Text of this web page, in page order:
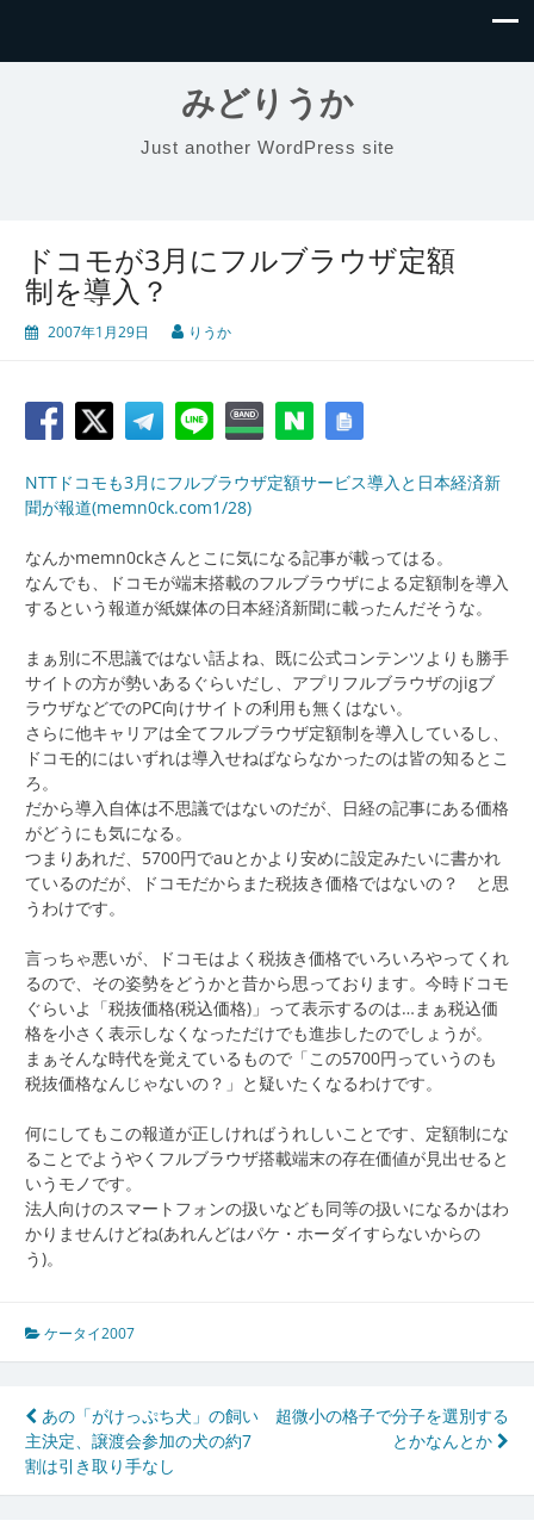
みどりうか
Just another WordPress site
ドコモが3月にフルブラウザ定額
制を導入？
2007年1月29日 りうか
NTTドコモも3月にフルブラウザ定額サービス導入と日本経済新
聞が報道(memn0ck.com1/28)
なんかmemn0ckさんとこに気になる記事が載ってはる。
なんでも、ドコモが端末搭載のフルブラウザによる定額制を導入
するという報道が紙媒体の日本経済新聞に載ったんだそうな。
まぁ別に不思議ではない話よね、既に公式コンテンツよりも勝手
サイトの方が勢いあるぐらいだし、アプリフルブラウザのjigブ
ラウザなどでのPC向けサイトの利用も無くはない。
さらに他キャリアは全てフルブラウザ定額制を導入しているし、
ドコモ的にはいずれは導入せねばならなかったのは皆の知るとこ
ろ。
だから導入自体は不思議ではないのだが、日経の記事にある価格
がどうにも気になる。
つまりあれだ、5700円でauとかより安めに設定みたいに書かれ
ているのだが、ドコモだからまた税抜き価格ではないの？ と思
うわけです。
言っちゃ悪いが、ドコモはよく税抜き価格でいろいろやってくれ
るので、その姿勢をどうかと昔から思っております。今時ドコモ
ぐらいよ「税抜価格(税込価格)」って表示するのは…まぁ税込価
格を小さく表示しなくなっただけでも進歩したのでしょうが。
まぁそんな時代を覚えているもので「この5700円っていうのも
税抜価格なんじゃないの？」と疑いたくなるわけです。
何にしてもこの報道が正しければうれしいことです、定額制にな
ることでようやくフルブラウザ搭載端末の存在価値が見出せると
いうモノです。
法人向けのスマートフォンの扱いなども同等の扱いになるかはわ
かりませんけどね(あれんどはパケ・ホーダイすらないからの
う)。
ケータイ2007
投
稿
ナ
あの「がけっぷち犬」の飼い
主決定、譲渡会参加の犬の約7
割は引き取り手なし
超微小の格子で分子を選別する
とかなんとか